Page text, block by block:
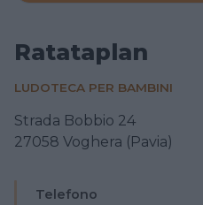
Ratataplan
LUDOTECA PER BAMBINI
Strada Bobbio 24
27058 Voghera (Pavia)
Telefono